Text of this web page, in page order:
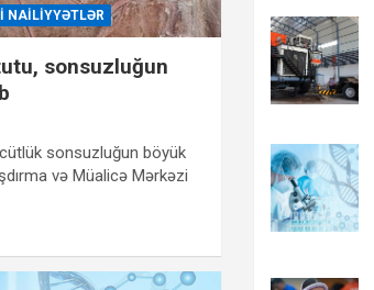
NAILIYYƏTLƏR
sonsuzluğun
sonsuzluğun böyük
və Müalicə Mərkəzi